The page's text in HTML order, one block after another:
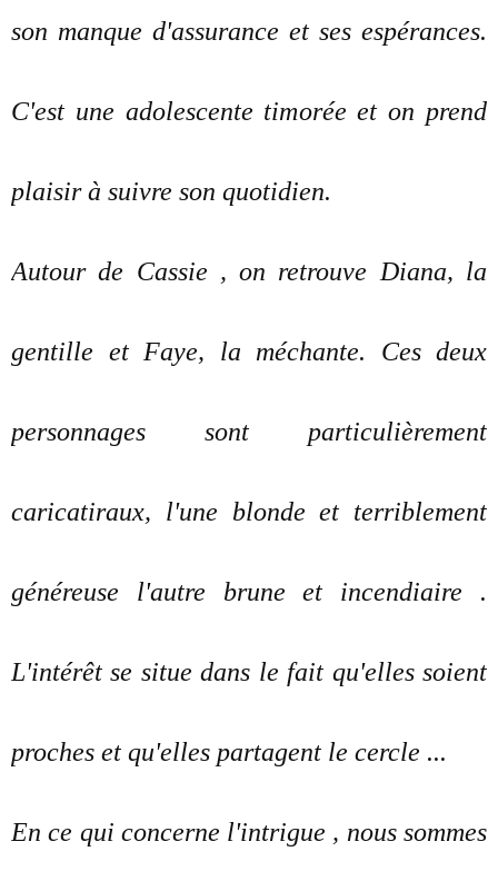
son manque d'assurance et ses espérances.
C'est une adolescente timorée et on prend
plaisir à suivre son quotidien.
Autour de Cassie , on retrouve Diana, la
gentille et Faye, la méchante. Ces deux
personnages sont particulièrement
caricatiraux, l'une blonde et terriblement
généreuse l'autre brune et incendiaire .
L'intérêt se situe dans le fait qu'elles soient
proches et qu'elles partagent le cercle ...
En ce qui concerne l'intrigue , nous sommes